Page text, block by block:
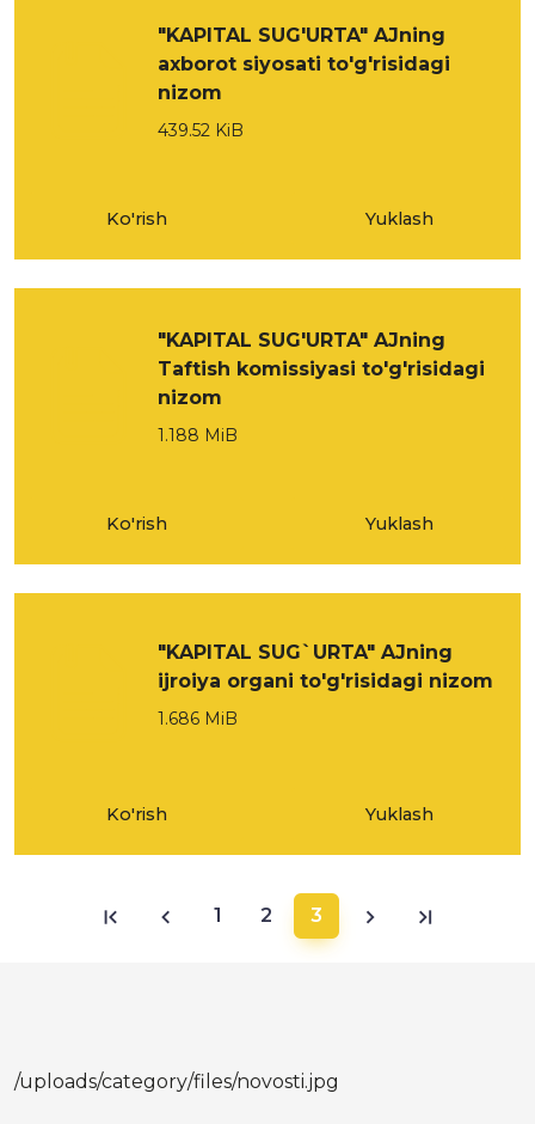
"KAPITAL SUG'URTA" AJning
axborot siyosati to'g'risidagi
nizom
439.52 KiB
Ko'rish Yuklash
"KAPITAL SUG'URTA" AJning
Taftish komissiyasi to'g'risidagi
nizom
1.188 MiB
Ko'rish Yuklash
"KAPITAL SUG`URTA" AJning
ijroiya organi to'g'risidagi nizom
1.686 MiB
Ko'rish Yuklash
1 2 3
/uploads/category/files/novosti.jpg